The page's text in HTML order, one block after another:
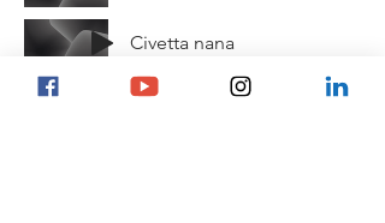
Civetta nana
Civetta capogrosso